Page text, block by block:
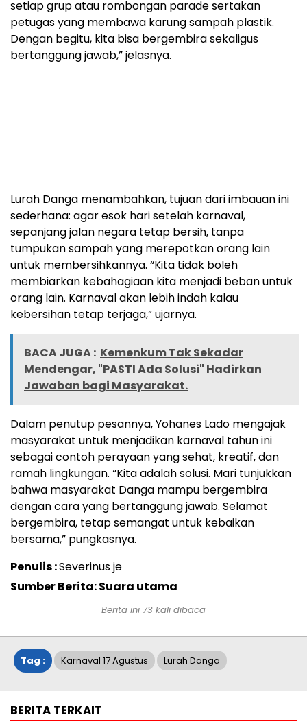
setiap grup atau rombongan parade sertakan
petugas yang membawa karung sampah plastik.
Dengan begitu, kita bisa bergembira sekaligus
bertanggung jawab,” jelasnya.
Lurah Danga menambahkan, tujuan dari imbauan ini
sederhana: agar esok hari setelah karnaval,
sepanjang jalan negara tetap bersih, tanpa
tumpukan sampah yang merepotkan orang lain
untuk membersihkannya. “Kita tidak boleh
membiarkan kebahagiaan kita menjadi beban untuk
orang lain. Karnaval akan lebih indah kalau
kebersihan tetap terjaga,” ujarnya.
BACA JUGA : Kemenkum Tak Sekadar
Mendengar, "PASTI Ada Solusi" Hadirkan
Jawaban bagi Masyarakat.
Dalam penutup pesannya, Yohanes Lado mengajak
masyarakat untuk menjadikan karnaval tahun ini
sebagai contoh perayaan yang sehat, kreatif, dan
ramah lingkungan. “Kita adalah solusi. Mari tunjukkan
bahwa masyarakat Danga mampu bergembira
dengan cara yang bertanggung jawab. Selamat
bergembira, tetap semangat untuk kebaikan
bersama,” pungkasnya.
Penulis :Severinus je
Sumber Berita: Suara utama
Berita ini 73 kali dibaca
Tag : Karnaval 17 Agustus Lurah Danga
BERITA TERKAIT